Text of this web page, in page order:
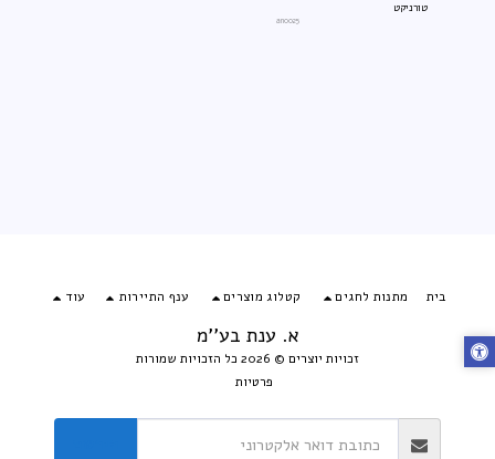
טורניקט
an0025
א. ענת בע''מ
זכויות יוצרים © 2026 כל הזכויות שמורות
פרטיות
בית מתנות לחגים קטלוג מוצרים ענף התיירות עוד